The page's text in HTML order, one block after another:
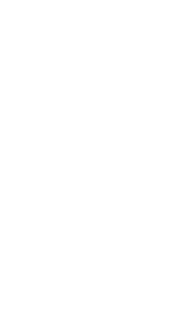
items in the stores -